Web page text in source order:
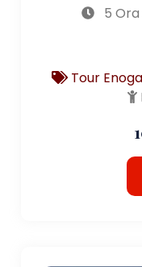
5 Ora
Tour